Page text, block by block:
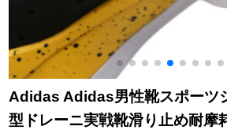
Adidas Adidas男性靴スポーツ
型ドレーニ実戦靴滑り止め耐摩